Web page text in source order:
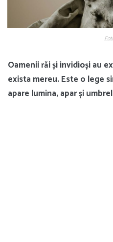
Oamenii răi și invidioși au
exista mereu. Este o lege
apare lumina, apar și